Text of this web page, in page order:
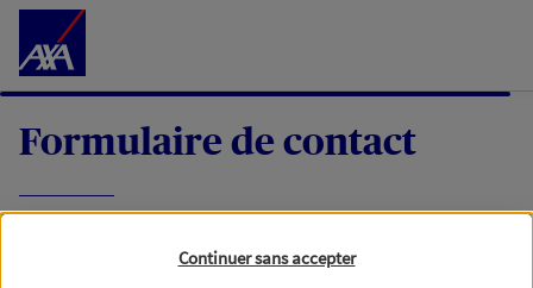
Accéder au Contenu
Formulaire de contact
demande, nous vous répondrons dans les
Continuer sans accepter